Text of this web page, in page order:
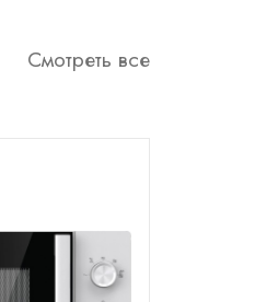
Смотреть все